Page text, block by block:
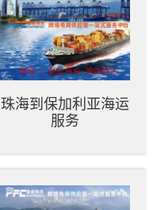
珠海到保加利亚海运
服务